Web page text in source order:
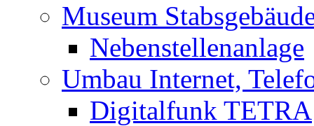
Museum
Nebenstellenanlage
Umbau Internet,
Digitalfunk TETRA